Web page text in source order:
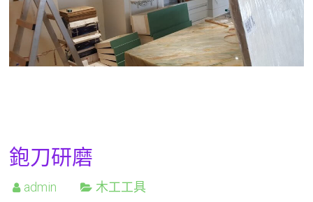
鉋刀研磨
admin 木工工具